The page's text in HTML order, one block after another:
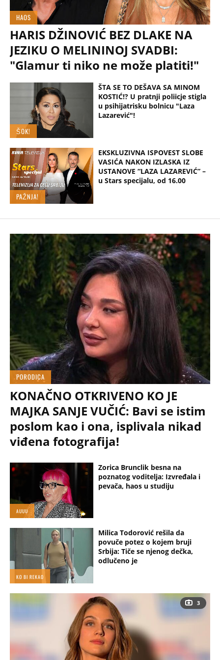
ŠOK!
ŠTA SE TO DEŠAVA SA MINOM
KOSTIĆ!? U pratnji poliicje stigla
u psihijatrisku bolnicu "Laza
Lazarević"!
PAŽNJA!
EKSKLUZIVNA ISPOVEST SLOBE
VASIĆA NAKON IZLASKA IZ
USTANOVE “LAZA LAZAREVIĆ” –
u Stars specijalu, od 16.00
HAOS
HARIS DŽINOVIĆ BEZ DLAKE NA
JEZIKU O MELININOJ SVADBI:
"Glamur ti niko ne može platiti!"
PORODICA
KONAČNO OTKRIVENO KO JE
MAJKA SANJE VUČIĆ: Bavi se istim
poslom kao i ona, isplivala nikad
viđena fotografija!
AUUU
Zorica Brunclik besna na
poznatog voditelja: Izvređala i
pevača, haos u studiju
KO BI REKAO
Milica Todorović rešila da
povuče potez o kojem bruji
Srbija: Tiče se njenog dečka,
odlučeno je
3